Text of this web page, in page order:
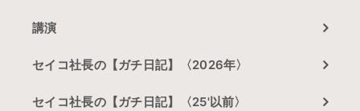
講演
セイコ社長の【ガチ日記】〈2026年〉
セイコ社長の【ガチ日記】〈25'以前〉